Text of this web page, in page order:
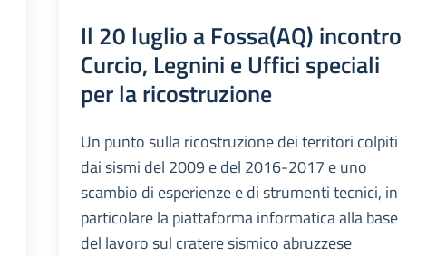
Il 20 luglio a Fossa(AQ) incontro
Curcio, Legnini e Uffici speciali
per la ricostruzione
Un punto sulla ricostruzione dei territori colpiti
dai sismi del 2009 e del 2016-2017 e uno
scambio di esperienze e di strumenti tecnici, in
particolare la piattaforma informatica alla base
del lavoro sul cratere sismico abruzzese